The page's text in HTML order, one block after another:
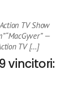
TV Show
—
TV […]
vincitori: